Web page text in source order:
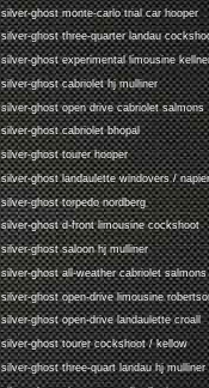
silver-ghost monte-carlo trial car hooper
silver-ghost three-quarter landau
silver-ghost experimental limousine
silver-ghost cabriolet hj mulliner
silver-ghost open drive cabriolet salmons
silver-ghost cabriolet bhopal
silver-ghost tourer hooper
silver-ghost landaulette windovers /
silver-ghost torpedo nordberg
silver-ghost d-front limousine cockshoot
silver-ghost saloon hj mulliner
silver-ghost all-weather cabriolet salmons
silver-ghost open-drive limousine
silver-ghost open-drive landaulette croall
silver-ghost tourer cockshoot / kellow
silver-ghost three-quart landau hj mulliner